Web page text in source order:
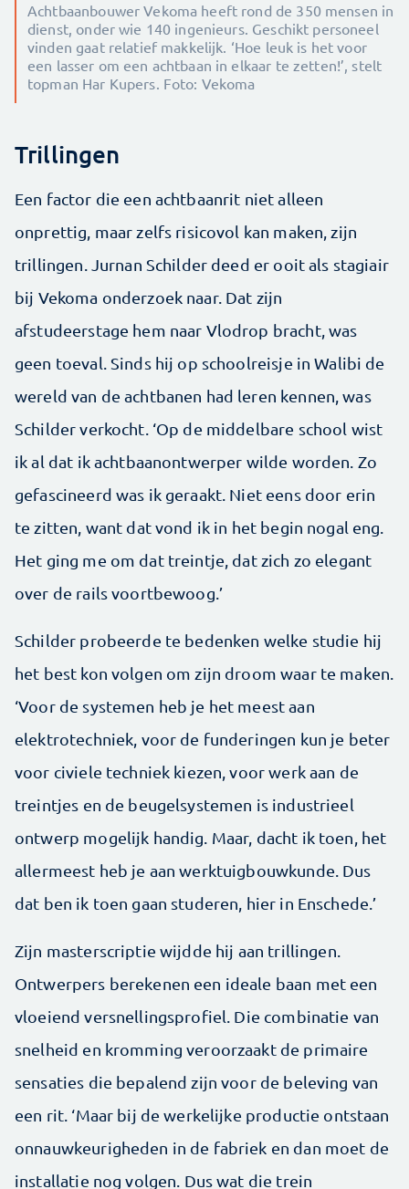
Achtbaanbouwer Vekoma heeft rond de 350 mensen in
dienst, onder wie 140 ingenieurs. Geschikt personeel
vinden gaat relatief makkelijk. ‘Hoe leuk is het voor
een lasser om een achtbaan in elkaar te zetten!’, stelt
topman Har Kupers. Foto: Vekoma
Trillingen
Een factor die een achtbaanrit niet alleen
onprettig, maar zelfs risicovol kan maken, zijn
trillingen. Jurnan Schilder deed er ooit als stagiair
bij Vekoma onderzoek naar. Dat zijn
afstudeerstage hem naar Vlodrop bracht, was
geen toeval. Sinds hij op schoolreisje in Walibi de
wereld van de achtbanen had leren kennen, was
Schilder verkocht. ‘Op de middelbare school wist
ik al dat ik achtbaanontwerper wilde worden. Zo
gefascineerd was ik geraakt. Niet eens door erin
te zitten, want dat vond ik in het begin nogal eng.
Het ging me om dat treintje, dat zich zo elegant
over de rails voortbewoog.’
Schilder probeerde te bedenken welke studie hij
het best kon volgen om zijn droom waar te maken.
‘Voor de systemen heb je het meest aan
elektrotechniek, voor de funderingen kun je beter
voor civiele techniek kiezen, voor werk aan de
treintjes en de beugelsystemen is industrieel
ontwerp mogelijk handig. Maar, dacht ik toen, het
allermeest heb je aan werktuigbouwkunde. Dus
dat ben ik toen gaan studeren, hier in Enschede.’
Zijn masterscriptie wijdde hij aan trillingen.
Ontwerpers berekenen een ideale baan met een
vloeiend versnellingsprofiel. Die combinatie van
snelheid en kromming veroorzaakt de primaire
sensaties die bepalend zijn voor de beleving van
een rit. ‘Maar bij de werkelijke productie ontstaan
onnauwkeurigheden in de fabriek en dan moet de
installatie nog volgen. Dus wat die trein